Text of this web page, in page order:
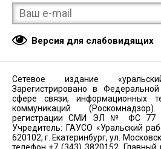
Версия для слабовидящих
Сетевое издание
Зарегистрировано в
сфере связи, информационных
коммуникаций
регистрации СМИ ЭЛ № ФС 77 -
Учредитель: ГАУСО «Уральский
620102, г. Екатеринбург, ул.